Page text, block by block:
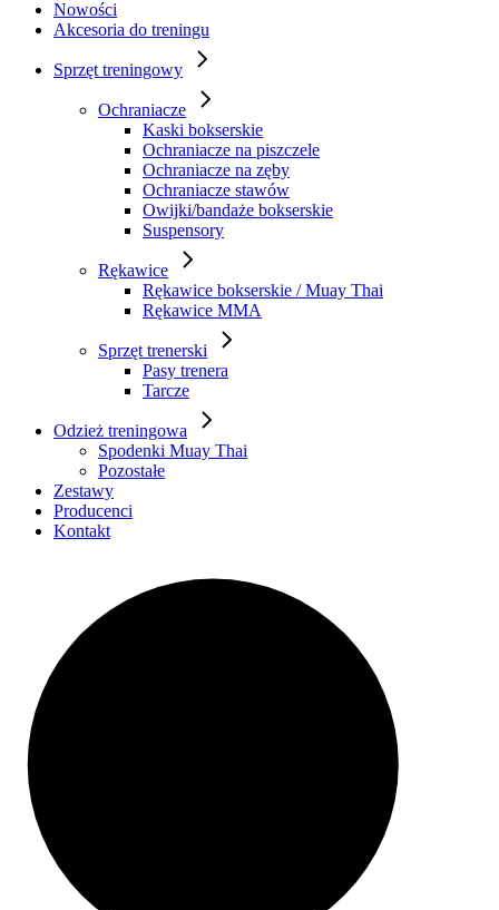
Nowości
Akcesoria do treningu
Sprzęt treningowy
Ochraniacze
Kaski bokserskie
Ochraniacze na piszczele
Ochraniacze na zęby
Ochraniacze stawów
Owijki/bandaże bokserskie
Suspensory
Rękawice
Rękawice bokserskie / Muay Thai
Rękawice MMA
Sprzęt trenerski
Pasy trenera
Tarcze
Odzież treningowa
Spodenki Muay Thai
Pozostałe
Zestawy
Producenci
Kontakt